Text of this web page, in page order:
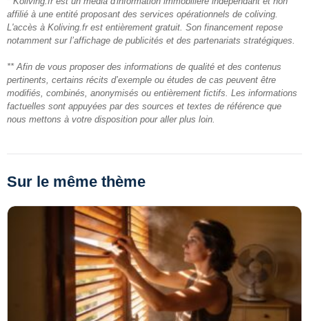
affilié à une entité proposant des services opérationnels de coliving.
L'accès à Koliving.fr est entièrement gratuit. Son financement repose
notamment sur l’affichage de publicités et des partenariats stratégiques.
** Afin de vous proposer des informations de qualité et des contenus
pertinents, certains récits d’exemple ou études de cas peuvent être
modifiés, combinés, anonymisés ou entièrement fictifs. Les informations
factuelles sont appuyées par des sources et textes de référence que
nous mettons à votre disposition pour aller plus loin.
Sur le même thème